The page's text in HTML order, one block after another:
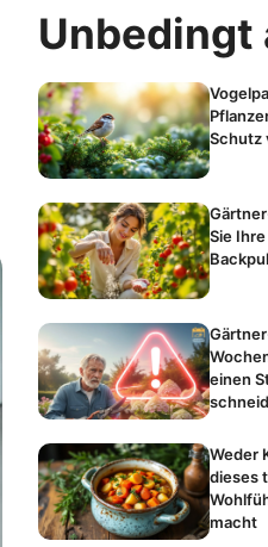
Unbedingt
Schutz
Sie
einen
Weder
dieses
macht